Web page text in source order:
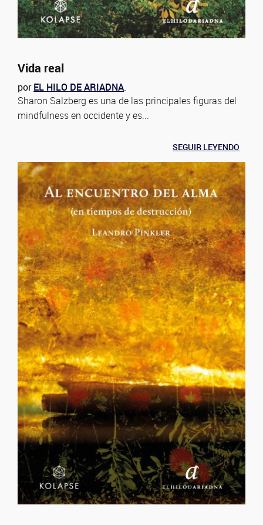
Vida real
porEL HILO DE ARIADNA.
Sharon Salzberg es una de las principales figuras del
mindfulness en occidente y es...
SEGUIR LEYENDO